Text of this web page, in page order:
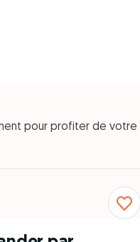
pour profiter de votre